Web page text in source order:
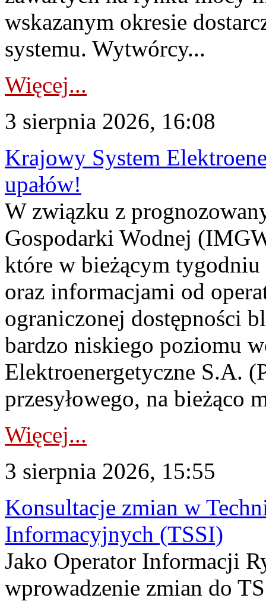
wskazanym okresie
systemu. Wytwórcy...
Więcej...
3 sierpnia 2026, 16:08
Krajowy System
upałów!
W związku z
Gospodarki Wodnej
które w bieżącym tygodniu
oraz informacjami od
ograniczonej dostępności
bardzo niskiego poziomu
Elektroenergetyczne S.A.
przesyłowego, na bieżąco
Więcej...
3 sierpnia 2026, 15:55
Konsultacje zmian w
Informacyjnych (TSSI)
Jako Operator Informacji
wprowadzenie zmian do